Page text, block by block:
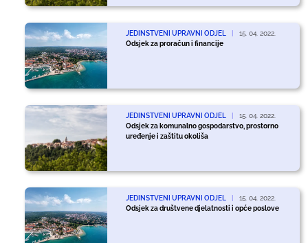
JEDINSTVENI UPRAVNI ODJEL |
15. 04. 2022.
Odsjek za proračun i financije
JEDINSTVENI UPRAVNI ODJEL |
15. 04. 2022.
Odsjek za komunalno gospodarstvo, prostorno
uređenje i zaštitu okoliša
JEDINSTVENI UPRAVNI ODJEL |
15. 04. 2022.
Odsjek za društvene djelatnosti i opće poslove